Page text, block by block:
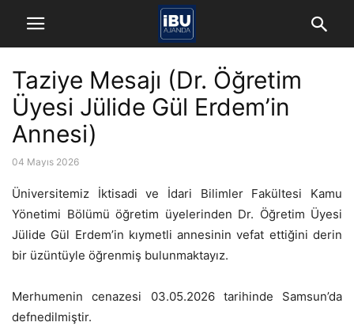
Taziye Mesajı (Dr. Öğretim
Üyesi Jülide Gül Erdem’in
Annesi)
04 Mayıs 2026
Üniversitemiz İktisadi ve İdari Bilimler Fakültesi Kamu
Yönetimi Bölümü öğretim üyelerinden Dr. Öğretim Üyesi
Jülide Gül Erdem’in kıymetli annesinin vefat ettiğini derin
bir üzüntüyle öğrenmiş bulunmaktayız.
Merhumenin cenazesi 03.05.2026 tarihinde Samsun’da
defnedilmiştir.